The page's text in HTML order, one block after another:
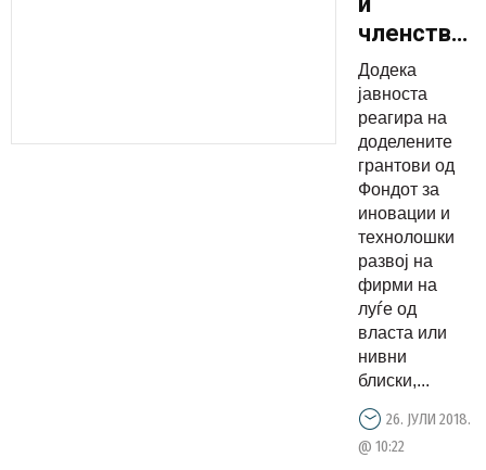
а за Заев
е
поважно
да не се
Додека
јавноста
реагира на
доделените
грантови од
Фондот за
иновации и
технолошки
развој на
фирми на
луѓе од
власта или
нивни
блиски,...
26. ЈУЛИ 2018.
@ 10:22